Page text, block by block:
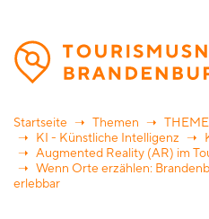
Direkt
zum
Inhalt
Startseite Themen
KI - Künstliche Intelligenz
Augmented Reality (AR) im
Wenn Orte erzählen:
erlebbar